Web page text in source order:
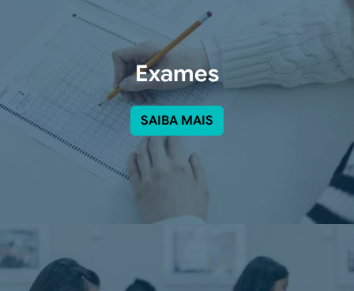
Exames
SAIBA MAIS